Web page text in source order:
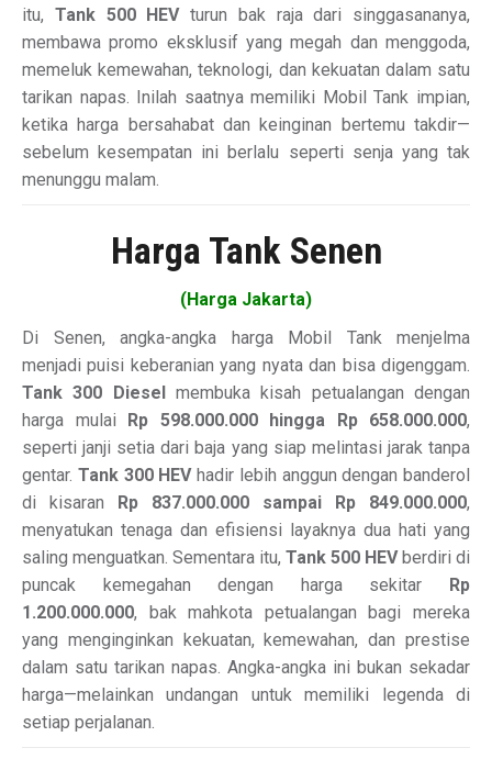
itu, Tank 500 HEVturun bak raja dari singgasananya,
membawa promo eksklusif yang megah dan menggoda,
memeluk kemewahan, teknologi, dan kekuatan dalam satu
tarikan napas. Inilah saatnya memiliki Mobil Tank impian,
ketika harga bersahabat dan keinginan bertemu takdir—
sebelum kesempatan ini berlalu seperti senja yang tak
menunggu malam.
Harga Tank Senen
(Harga Jakarta)
Di Senen, angka-angka harga Mobil Tank menjelma
menjadi puisi keberanian yang nyata dan bisa digenggam.
Tank 300 Diesel
membuka kisah petualangan dengan
harga mulai
Rp 598.000.000 hingga Rp 658.000.000,
seperti janji setia dari baja yang siap melintasi jarak tanpa
gentar. Tank 300 HEVhadir lebih anggun dengan banderol
di kisaran
Rp 837.000.000 sampai Rp 849.000.000,
menyatukan tenaga dan efisiensi layaknya dua hati yang
saling menguatkan. Sementara itu, Tank 500 HEVberdiri di
puncak kemegahan dengan harga sekitar
Rp
1.200.000.000, bak mahkota petualangan bagi mereka
yang menginginkan kekuatan, kemewahan, dan prestise
dalam satu tarikan napas. Angka-angka ini bukan sekadar
harga—melainkan undangan untuk memiliki legenda di
setiap perjalanan.